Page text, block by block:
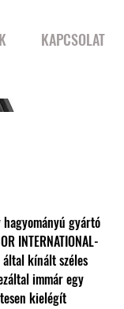
KAPCSOLAT
gyártó
INTERNATIONAL-
által kínált széles
immár egy
kielégít